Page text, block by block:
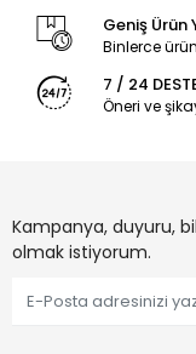
Geniş Ürün
Binlerce
7 / 24
Öneri ve
Kampanya, duyuru,
olmak istiyorum.